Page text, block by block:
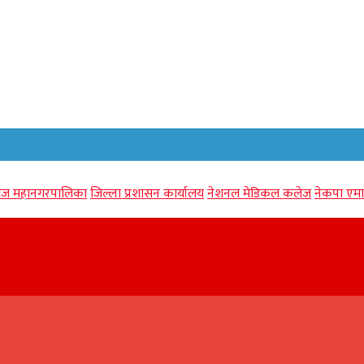
महानगरपालिकाजिल्ला प्रशासन कार्यालयनेशनल मेडिकल कलेजनेकपा